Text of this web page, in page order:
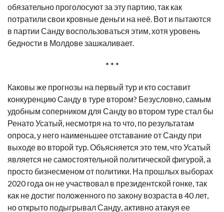
обязательно проголосуют за эту партию, так как
потратили свои кровные деньги на неё. Вот и пытаются
в партии Санду воспользоваться этим, хотя уровень
бедности в Молдове зашкаливает.
* * *
Каковы же прогнозы на первый тур и кто составит
конкуренцию Санду в туре втором? Безусловно, самым
удобным соперником для Санду во втором туре стал бы
Ренато Усатый, несмотря на то что, по результатам
опроса, у него наименьшее отставание от Санду при
выходе во второй тур. Объясняется это тем, что Усатый
является не самостоятельной политической фигурой, а
просто бизнесменом от политики. На прошлых выборах
2020 года он не участвовал в президентской гонке, так
как не достиг положенного по закону возраста в 40 лет,
но открыто подыгрывал Санду, активно атакуя ее